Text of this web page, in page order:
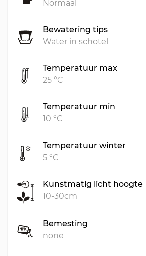
Normaal
Bewatering tips
Water in schotel
Temperatuur max
25 °C
Temperatuur min
10 °C
Temperatuur winter
5 °C
Kunstmatig licht hoogte
10-30cm
Bemesting
none